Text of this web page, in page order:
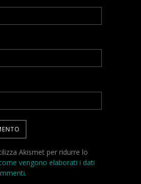
Akismet per ridurre lo
vengono elaborati i dati
.